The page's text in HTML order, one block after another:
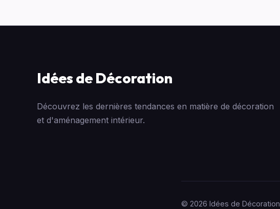
Idées de Décoration
Découvrez les dernières tendances en matière de décoration
et d'aménagement intérieur.
© 2026 Idées de Décoration